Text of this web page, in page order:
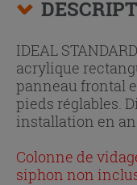
IDEAL
acrylique
panneau frontal
pieds réglables.
installation en
Colonne de
siphon non